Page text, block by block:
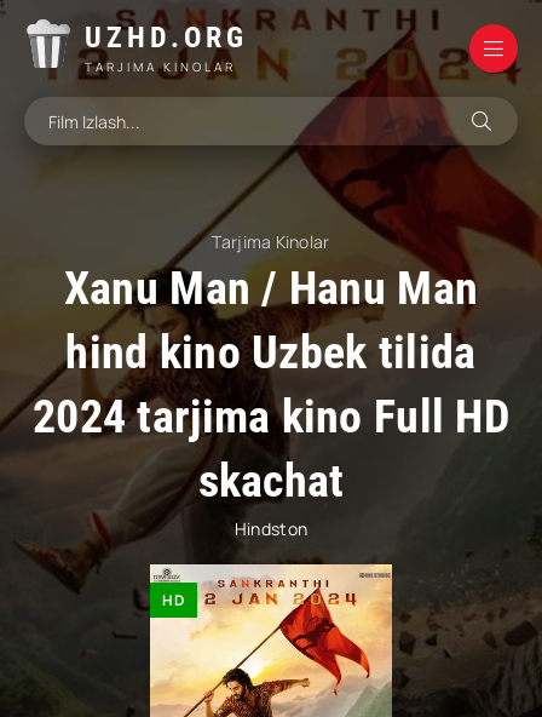
UZHD.ORG
TARJIMA KINOLAR
Tarjima Kinolar
Xanu Man / Hanu Man
hind kino Uzbek tilida
2024 tarjima kino Full HD
skachat
Hindston
HD